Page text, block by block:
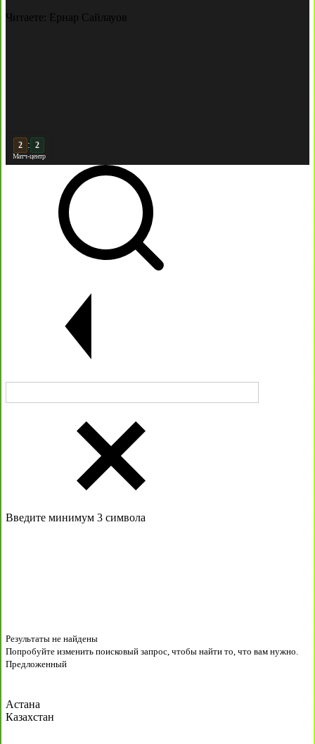
Читаете: Ернар Сайлауов
3 : 2
Матч-центр
Введите минимум 3 символа
Результаты не найдены
Попробуйте изменить поисковый запрос, чтобы найти то, что вам нужно.
Предложенный
Астана
Казахстан